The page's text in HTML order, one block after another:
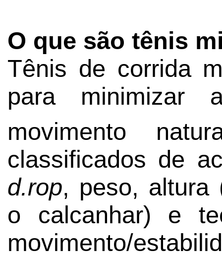
O que são tênis
Tênis de corrida
para minimizar
movimento
classificados de
d.rop, peso, altura
o calcanhar) e
movimento/